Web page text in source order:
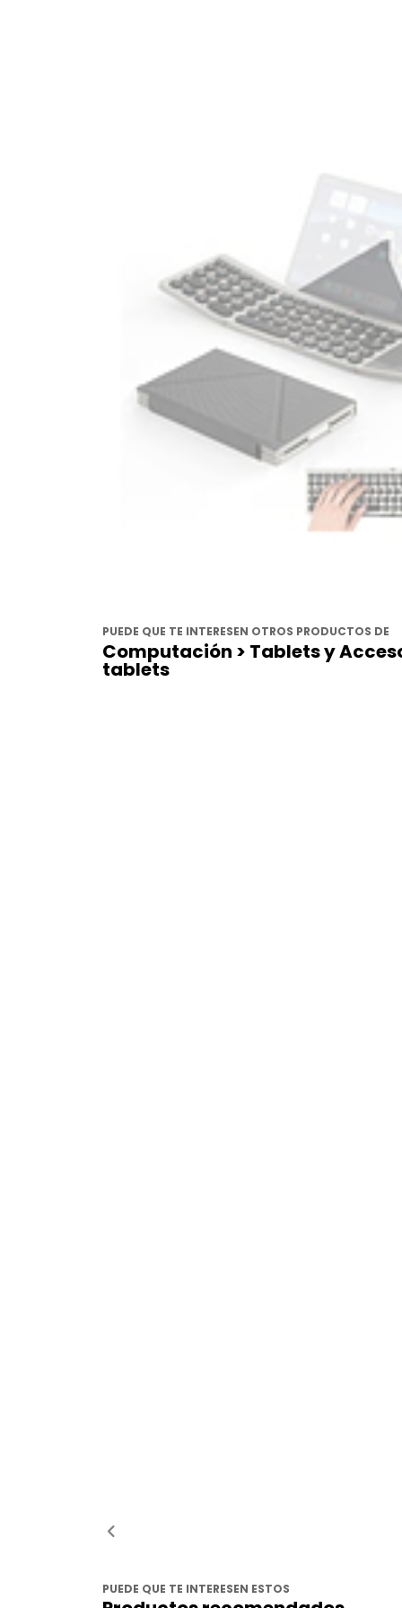
PUEDE QUE TE INTERESEN OTROS PRODUCTOS DE
Computación > Tablets y
tablets
PUEDE QUE TE INTERESEN ESTOS